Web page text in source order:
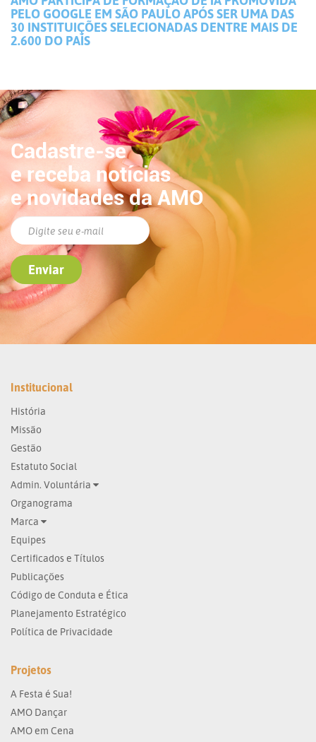
PELO GOOGLE EM SÃO PAULO APÓS SER UMA DAS
30 INSTITUIÇÕES SELECIONADAS DENTRE MAIS DE
2.600 DO PAÍS
Cadastre-se
e receba notícias
e novidades da AMO
Institucional
História
Missão
Gestão
Estatuto Social
Admin. Voluntária
Organograma
Marca
Equipes
Certificados e Títulos
Publicações
Código de Conduta e Ética
Planejamento Estratégico
Política de Privacidade
Projetos
A Festa é Sua!
AMO Dançar
AMO em Cena